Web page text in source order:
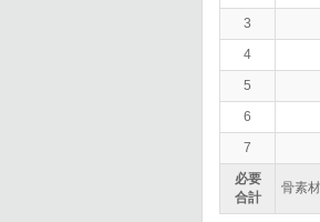
3
4
5
6
7
必要
合計
骨素